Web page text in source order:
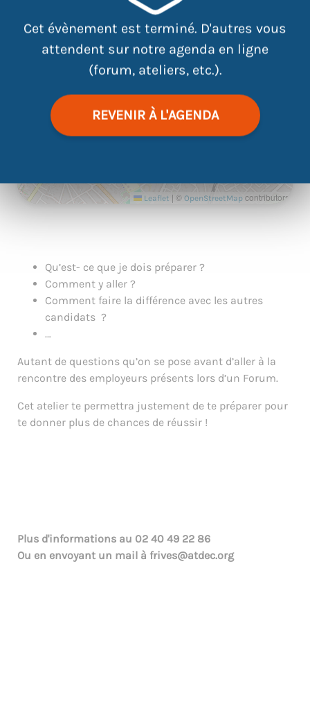
Cet évènement est terminé. D'autres vous
attendent sur notre agenda en ligne
(forum, ateliers, etc.).
REVENIR À L'AGENDA
Atdec Site Est-Erdre 9 rue
Augustin Fresnel 44300 Nantes
Leaflet | © OpenStreetMap contributors
Qu’est- ce que je dois préparer ?
Comment y aller ?
Comment faire la différence avec les autres
candidats ?
…
Autant de questions qu’on se pose avant d’aller à la
rencontre des employeurs présents lors d’un Forum.
Cet atelier te permettra justement de te préparer pour
te donner plus de chances de réussir !
Plus d'informations au 02 40 49 22 86
Ou en envoyant un mail à frives@atdec.org